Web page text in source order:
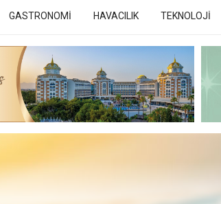
GASTRONOMİ HAVACILIK TEKNOLOJİ